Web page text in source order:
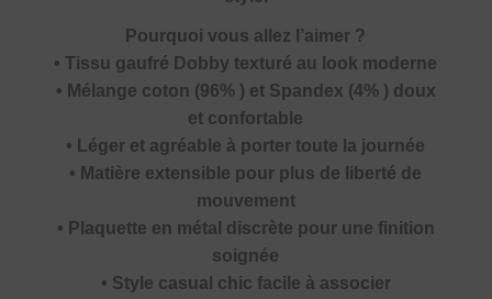
Pourquoi vous allez l’aimer ?
• Tissu gaufré Dobby texturé au look moderne
• Mélange coton (96% ) et Spandex (4% ) doux
et confortable
• Léger et agréable à porter toute la journée
• Matière extensible pour plus de liberté de
mouvement
• Plaquette en métal discrète pour une finition
soignée
• Style casual chic facile à associer